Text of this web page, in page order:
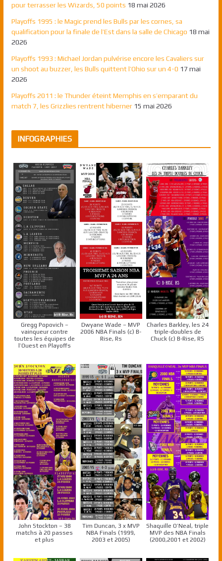
pour terrasser les Wizards, 50 points 18 mai 2026
Playoffs 1995 : le Magic prend les Bulls par les cornes, sa
qualification pour la finale de l’Est dans la salle de Chicago 18 mai
2026
Playoffs 1993 : Michael Jordan pulvérise encore les Cavaliers sur
un shoot au buzzer, les Bulls quittent l’Ohio sur un 4-0 17 mai
2026
Playoffs 2011 : le Thunder éteint Memphis en s’emparant du
match 7, les Grizzlies rentrent hiberner 15 mai 2026
INFOGRAPHIES
Gregg Popovich –
vainqueur contre
toutes les équipes de
l’Ouest en Playoffs
Dwyane Wade – MVP
2006 NBA Finals (c) B-
Rise, Rs
Charles Barkley, les 24
triple-doubles de
Chuck (c) B-Rise, RS
John Stockton – 38
matchs à 20 passes
et plus
Tim Duncan, 3 x MVP
NBA Finals (1999,
2003 et 2005)
Shaquille O’Neal, triple
MVP des NBA Finals
(2000,2001 et 2002)